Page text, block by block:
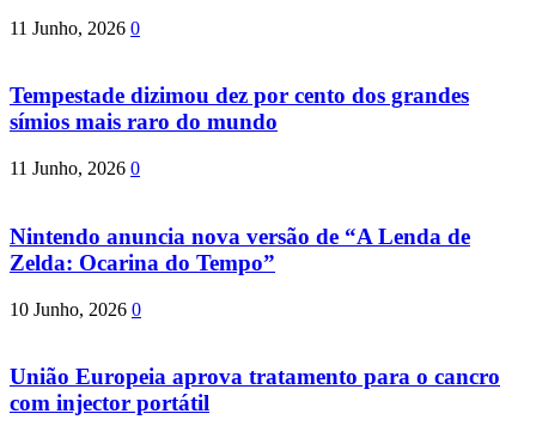
11 Junho, 2026 0
Tempestade dizimou dez por cento dos grandes
símios mais raro do mundo
11 Junho, 2026 0
Nintendo anuncia nova versão de “A Lenda de
Zelda: Ocarina do Tempo”
10 Junho, 2026 0
União Europeia aprova tratamento para o cancro
com injector portátil